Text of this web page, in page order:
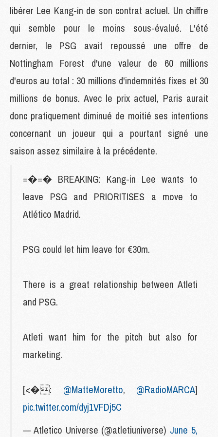
libérer Lee Kang-in de son contrat actuel. Un chiffre
qui semble pour le moins sous-évalué. L'été
dernier, le PSG avait repoussé une offre de
Nottingham Forest d'une valeur de 60 millions
d'euros au total : 30 millions d'indemnités fixes et 30
millions de bonus. Avec le prix actuel, Paris aurait
donc pratiquement diminué de moitié ses intentions
concernant un joueur qui a pourtant signé une
saison assez similaire à la précédente.
=�=� BREAKING: Kang-in Lee wants to
leave PSG and PRIORITISES a move to
Atlético Madrid.
PSG could let him leave for €30m.
There is a great relationship between Atleti
and PSG.
Atleti want him for the pitch but also for
marketing.
[<�: @MatteMoretto, @RadioMARCA]
pic.twitter.com/dyj1VFDj5C
— Atletico Universe (@atletiuniverse) June 5,